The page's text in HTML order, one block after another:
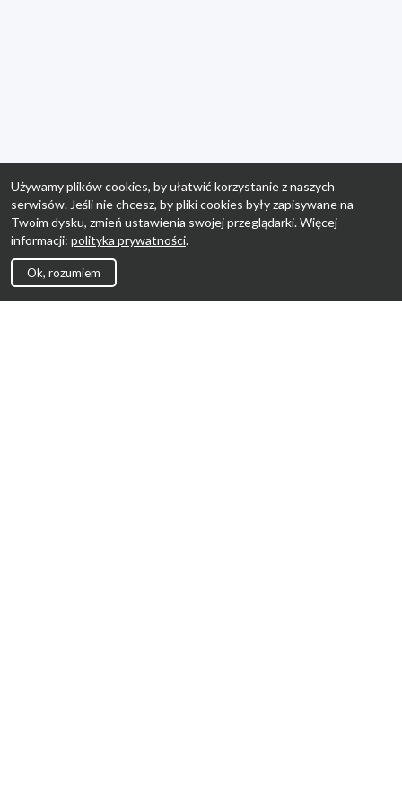
Używamy plików cookies, by ułatwić korzystanie z naszych
serwisów. Jeśli nie chcesz, by pliki cookies były zapisywane na
Twoim dysku, zmień ustawienia swojej przeglądarki. Więcej
informacji: polityka prywatności.
Ok, rozumiem